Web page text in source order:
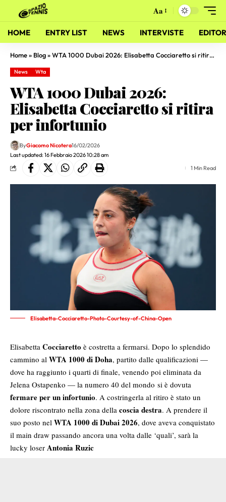
Aa
HOME ENTRY LIST NEWS INTERVISTE
Home» Blog»WTA 1000 Dubai 2026: Elisabetta Cocciaretto si ritira per infortunio
News Wta
WTA 1000 Dubai 2026:
Elisabetta Cocciaretto si ritira
per infortunio
Last updated: 16 Febbraio 2026 10:28 am
ByGiacomo Nicotera16/02/2026
1 Min Read
Elisabetta-Cocciaretto-Photo-Courtesy-of-China-Open
Elisabetta Cocciaretto è costretta a fermarsi. Dopo lo splendido
cammino al WTA 1000diDoha, partito dalle qualificazioni —
dove ha raggiunto i quarti di finale, venendo poi eliminata da
Jelena Ostapenko — la numero 40 del mondo si è dovuta
fermare per un infortunio. A costringerla al ritiro è stato un
dolore riscontrato nella zona della coscia destra. A prendere il
suo posto nel WTA 1000 di Dubai 2026, dove aveva conquistato
il main draw passando ancora una volta dalle ‘quali’, sarà la
lucky loser Antonia Ruzic